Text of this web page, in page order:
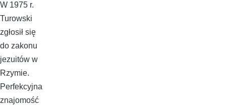
W 1975 r.
Turowski
zgłosił się
do zakonu
jezuitów w
Rzymie.
Perfekcyjna
znajomość